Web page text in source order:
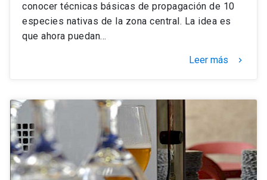
conocer técnicas básicas de propagación de 10
especies nativas de la zona central. La idea es
que ahora puedan…
Leer más keyboard_arrow_right